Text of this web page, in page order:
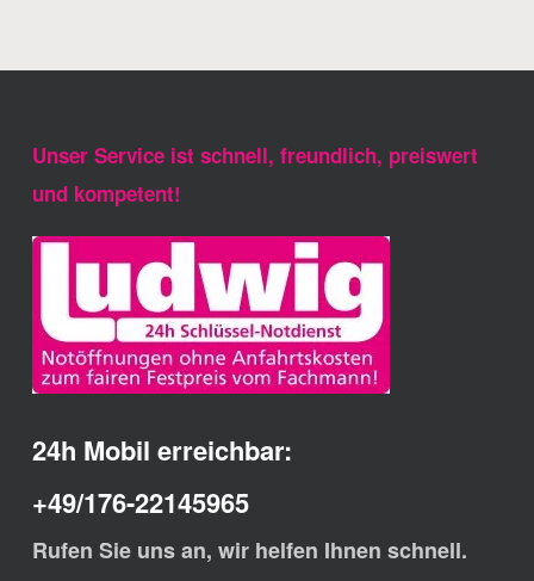
Unser Service ist schnell, freundlich, preiswert
und kompetent!
24h Mobil erreichbar:
+49/176-22145965
Rufen Sie uns an, wir helfen Ihnen schnell.